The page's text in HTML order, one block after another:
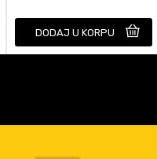
DODAJ U KORPU